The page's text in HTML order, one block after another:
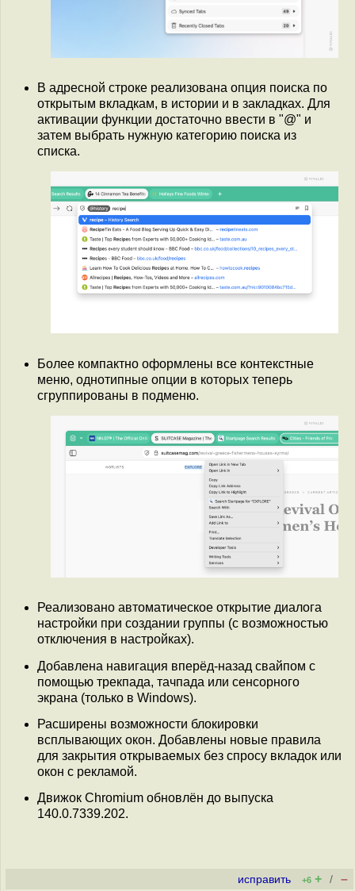
В адресной строке реализована опция поиска по
открытым вкладкам, в истории и в закладках. Для
активации функции достаточно ввести в "@" и
затем выбрать нужную категорию поиска из
списка.
Более компактно оформлены все контекстные
меню, однотипные опции в которых теперь
сгруппированы в подменю.
Реализовано автоматическое открытие диалога
настройки при создании группы (с возможностью
отключения в настройках).
Добавлена навигация вперёд-назад свайпом с
помощью трекпада, тачпада или сенсорного
экрана (только в Windows).
Расширены возможности блокировки
всплывающих окон. Добавлены новые правила
для закрытия открываемых без спросу вкладок или
окон с рекламой.
Движок Chromium обновлён до выпуска
140.0.7339.202.
исправить +6 + / –